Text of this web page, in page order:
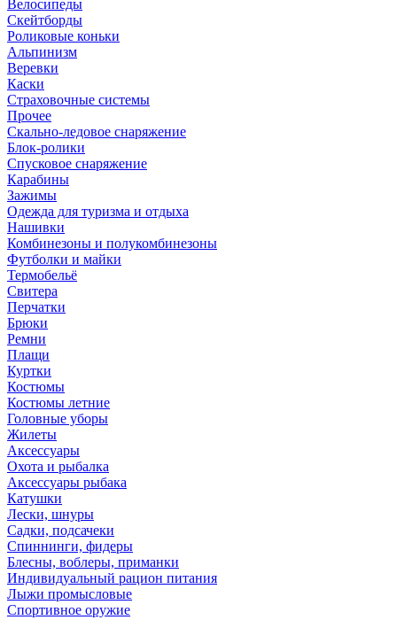
Велосипеды
Скейтборды
Роликовые коньки
Альпинизм
Веревки
Каски
Страховочные системы
Прочее
Скально-ледовое снаряжение
Блок-ролики
Спусковое снаряжение
Карабины
Зажимы
Одежда для туризма и отдыха
Нашивки
Комбинезоны и полукомбинезоны
Футболки и майки
Термобельё
Свитера
Перчатки
Брюки
Ремни
Плащи
Куртки
Костюмы
Костюмы летние
Головные уборы
Жилеты
Аксессуары
Охота и рыбалка
Аксессуары рыбака
Катушки
Лески, шнуры
Садки, подсачеки
Спиннинги, фидеры
Блесны, воблеры, приманки
Индивидуальный рацион питания
Лыжи промысловые
Спортивное оружие